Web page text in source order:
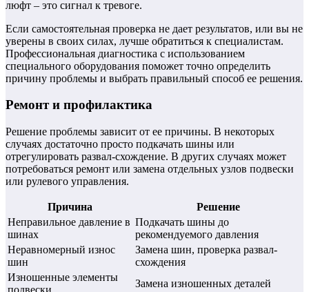
люфт – это сигнал к тревоге.
Если самостоятельная проверка не дает результатов, или вы не
уверены в своих силах, лучше обратиться к специалистам.
Профессиональная диагностика с использованием
специального оборудования поможет точно определить
причину проблемы и выбрать правильный способ ее решения.
Ремонт и профилактика
Решение проблемы зависит от ее причины. В некоторых
случаях достаточно просто подкачать шины или
отрегулировать развал-схождение. В других случаях может
потребоваться ремонт или замена отдельных узлов подвески
или рулевого управления.
Причина
Решение
Неправильное давление в
шинах
Подкачать шины до
рекомендуемого давления
Неравномерный износ
шин
Замена шин, проверка развал-
схождения
Изношенные элементы
Замена изношенных деталей